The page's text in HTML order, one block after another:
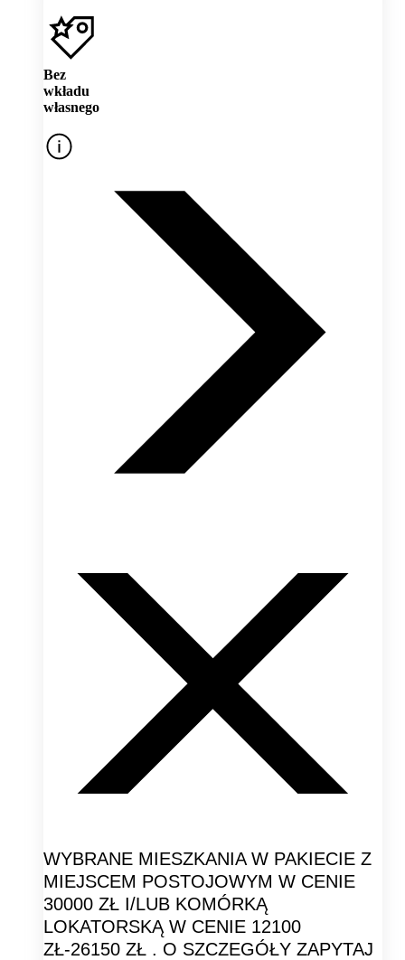
Bez
wkładu
własnego
WYBRANE MIESZKANIA W PAKIECIE Z
MIEJSCEM POSTOJOWYM W CENIE
30000 ZŁ I/LUB KOMÓRKĄ
LOKATORSKĄ W CENIE 12100
ZŁ-26150 ZŁ . O SZCZEGÓŁY ZAPYTAJ